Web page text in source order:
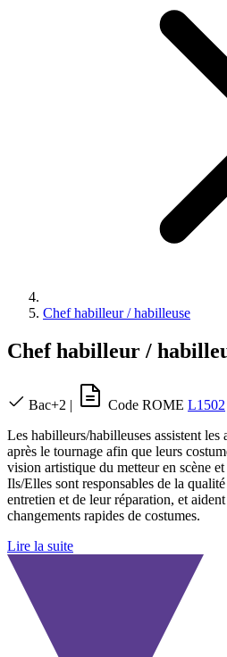
Chef habilleur / habilleuse
Chef habilleur /
Bac+2 | Code ROME L1502
Les habilleurs/habilleuses assistent les
après le tournage afin que leurs
vision artistique du metteur en scène
Ils/Elles sont responsables de la
entretien et de leur réparation, et
changements rapides de costumes.
Lire la suite